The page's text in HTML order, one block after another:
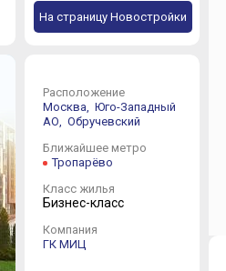
На страницу Новостройки
Расположение
Москва, Юго-Западный
АО, Обручевский
Ближайшее метро
Тропарёво
Класс жилья
Бизнес-класс
Компания
ГК МИЦ